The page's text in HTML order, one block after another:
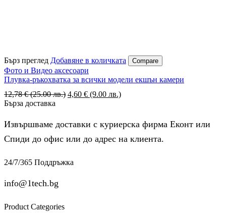
Бърз преглед Добавяне в количката Compare
Фото и Видео аксесоари
Плувка-ръкохватка за всички модели екшън камери
12,78€ (25.00 лв.) Original
12,78 €
лв.).
4,60 € (9.00 лв.)
4,60 €
(9.00
лв.).
Бърза доставка
Извършваме доставки с куриерска фирма Еконт или
Спиди до офис или до адрес на клиента.
24/7/365 Поддръжка
info@1tech.bg
Product Categories